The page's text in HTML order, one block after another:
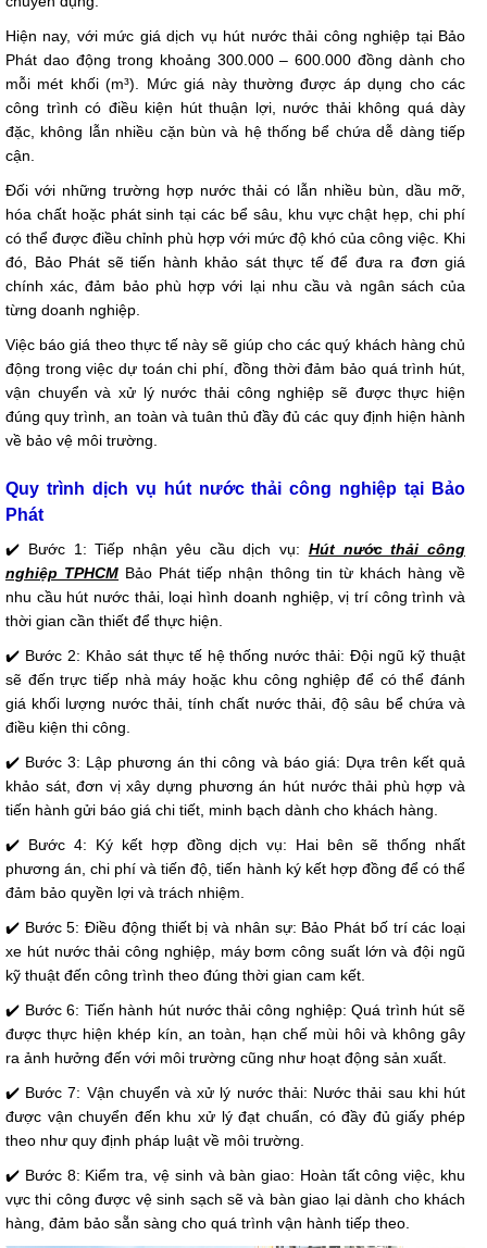
Hiện nay, với mức giá dịch vụ hút nước thải công nghiệp tại Bảo
Phát dao động trong khoảng 300.000 – 600.000 đồng dành cho
mỗi mét khối (m³). Mức giá này thường được áp dụng cho các
công trình có điều kiện hút thuận lợi, nước thải không quá dày
đặc, không lẫn nhiều cặn bùn và hệ thống bể chứa dễ dàng tiếp
cận.
Đối với những trường hợp nước thải có lẫn nhiều bùn, dầu mỡ,
hóa chất hoặc phát sinh tại các bể sâu, khu vực chật hẹp, chi phí
có thể được điều chỉnh phù hợp với mức độ khó của công việc. Khi
đó, Bảo Phát sẽ tiến hành khảo sát thực tế để đưa ra đơn giá
chính xác, đảm bảo phù hợp với lại nhu cầu và ngân sách của
từng doanh nghiệp.
Việc báo giá theo thực tế này sẽ giúp cho các quý khách hàng chủ
động trong việc dự toán chi phí, đồng thời đảm bảo quá trình hút,
vận chuyển và xử lý nước thải công nghiệp sẽ được thực hiện
đúng quy trình, an toàn và tuân thủ đầy đủ các quy định hiện hành
về bảo vệ môi trường.
Quy trình dịch vụ hút nước thải công nghiệp tại Bảo
Phát
✔️ Bước 1: Tiếp nhận yêu cầu dịch vụ: Hút nước thải công
nghiệp TPHCM Bảo Phát tiếp nhận thông tin từ khách hàng về
nhu cầu hút nước thải, loại hình doanh nghiệp, vị trí công trình và
thời gian cần thiết để thực hiện.
✔️ Bước 2: Khảo sát thực tế hệ thống nước thải: Đội ngũ kỹ thuật
sẽ đến trực tiếp nhà máy hoặc khu công nghiệp để có thể đánh
giá khối lượng nước thải, tính chất nước thải, độ sâu bể chứa và
điều kiện thi công.
✔️ Bước 3: Lập phương án thi công và báo giá: Dựa trên kết quả
khảo sát, đơn vị xây dựng phương án hút nước thải phù hợp và
tiến hành gửi báo giá chi tiết, minh bạch dành cho khách hàng.
✔️ Bước 4: Ký kết hợp đồng dịch vụ: Hai bên sẽ thống nhất
phương án, chi phí và tiến độ, tiến hành ký kết hợp đồng để có thể
đảm bảo quyền lợi và trách nhiệm.
✔️ Bước 5: Điều động thiết bị và nhân sự: Bảo Phát bố trí các loại
xe hút nước thải công nghiệp, máy bơm công suất lớn và đội ngũ
kỹ thuật đến công trình theo đúng thời gian cam kết.
✔️ Bước 6: Tiến hành hút nước thải công nghiệp: Quá trình hút sẽ
được thực hiện khép kín, an toàn, hạn chế mùi hôi và không gây
ra ảnh hưởng đến với môi trường cũng như hoạt động sản xuất.
✔️ Bước 7: Vận chuyển và xử lý nước thải: Nước thải sau khi hút
được vận chuyển đến khu xử lý đạt chuẩn, có đầy đủ giấy phép
theo như quy định pháp luật về môi trường.
✔️ Bước 8: Kiểm tra, vệ sinh và bàn giao: Hoàn tất công việc, khu
vực thi công được vệ sinh sạch sẽ và bàn giao lại dành cho khách
hàng, đảm bảo sẵn sàng cho quá trình vận hành tiếp theo.